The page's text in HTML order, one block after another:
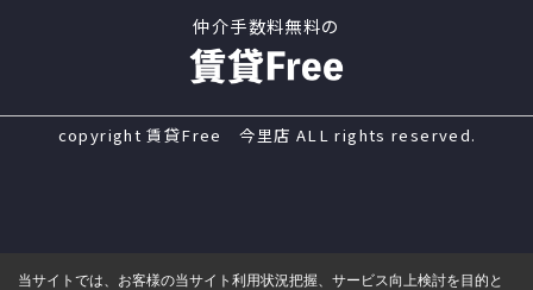
仲介手数料無料の
copyright 賃貸Free 今里店 ALL rights reserved.
当サイトでは、お客様の当サイト利用状況把握、サービス向上検討を目的と